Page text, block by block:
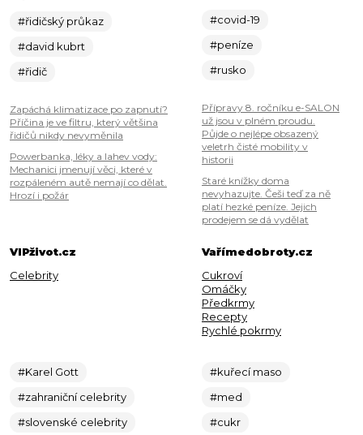
#řidičský průkaz
#david kubrt
#řidič
Zapáchá klimatizace po zapnutí?
Příčina je ve filtru, který většina
řidičů nikdy nevyměnila
Powerbanka, léky a lahev vody:
Mechanici jmenují věci, které v
rozpáleném autě nemají co dělat.
Hrozí i požár
#covid-19
#peníze
#rusko
Přípravy 8. ročníku e-SALON
už jsou v plném proudu.
Půjde o nejlépe obsazený
veletrh čisté mobility v
historii
Staré knížky doma
nevyhazujte. Češi teď za ně
platí hezké peníze. Jejich
prodejem se dá vydělat
VIPživot.cz
Celebrity
#Karel Gott
#zahraniční celebrity
#slovenské celebrity
Vařímedobroty.cz
Cukroví
Omáčky
Předkrmy
Recepty
Rychlé pokrmy
#kuřecí maso
#med
#cukr